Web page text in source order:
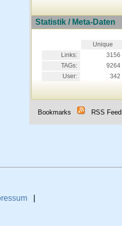
Statistik / Meta-Daten
Unique
Links:
3156
TAGs:
9264
User:
342
Bookmarks RSS Feed